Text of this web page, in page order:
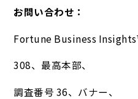
お問い合わせ：
Fortune Business
308、最高本部、
調査番号 36、バナー、